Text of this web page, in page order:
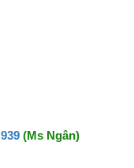
(Ms Ngân)